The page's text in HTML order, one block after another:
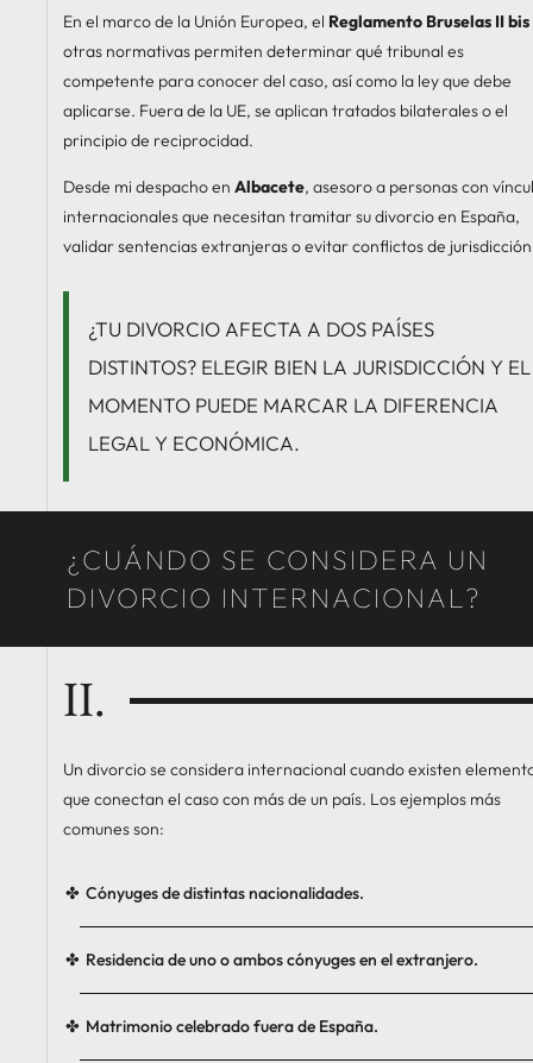
En el marco de la Unión Europea, el Reglamento Bruselas II bis
otras normativas permiten determinar qué tribunal es
competente para conocer del caso, así como la ley que debe
aplicarse. Fuera de la UE, se aplican tratados bilaterales o el
principio de reciprocidad.
Desde mi despacho en Albacete, asesoro a personas con
internacionales que necesitan tramitar su divorcio en España,
validar sentencias extranjeras o evitar conflictos de
¿TU DIVORCIO AFECTA A DOS PAÍSES
DISTINTOS? ELEGIR BIEN LA JURISDICCIÓN Y EL
MOMENTO PUEDE MARCAR LA DIFERENCIA
LEGAL Y ECONÓMICA.
¿CUÁNDO SE CONSIDERA UN
DIVORCIO INTERNACIONAL?
II.
Un divorcio se considera internacional cuando existen
que conectan el caso con más de un país. Los ejemplos más
comunes son:
Cónyuges de distintas nacionalidades.
Residencia de uno o ambos cónyuges en el extranjero.
Matrimonio celebrado fuera de España.